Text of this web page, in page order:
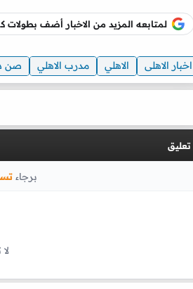
لمتابعه المزيد من الاخبار أضف
اخبار الاهلى الاهلي مدرب الاهلي صن
تعليق
برجاء